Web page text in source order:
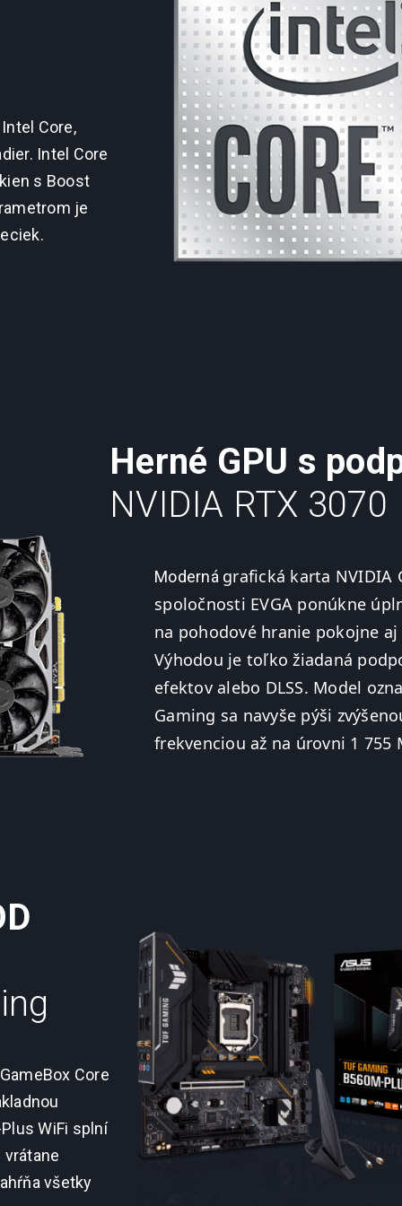
Core,
Intel Core
s Boost
je
Herné GPU s
NVIDIA RTX 3070
Moderná grafická karta NVIDIA
spoločnosti EVGA ponúkne
na pohodové hranie pokojne
Výhodou je toľko žiadaná
efektov alebo DLSS. Model
Gaming sa navyše pýši
frekvenciou až na úrovni 1 755
Core
WiFi splní
vrátane
všetky